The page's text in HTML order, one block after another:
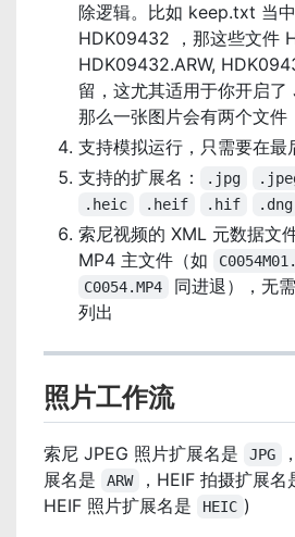
除逻辑。比如 keep.txt 当
HDK09432 ，那这些文件
HDK09432.ARW,
留，这尤其适用于你开启了
那么一张图片会有两个文件
支持模拟运行，只需要在最
支持的扩展名： .jpg
.heic
.heif .hif .dng
索尼视频的 XML 元数据文
MP4 主文件（如
C0054.MP4
同进退），无
列出
照片工作流
索尼 JPEG 照片扩展名是 JPG
展名是
ARW ，HEIF 拍摄扩展名
HEIF 照片扩展名是
HEIC )